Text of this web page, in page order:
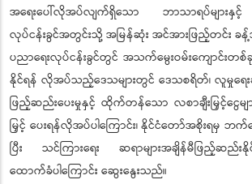
အရေးပေါ်လိုအပ်လျက်ရှိသော ဘာသာရပ်များနှင့်
လုပ်ငန်းခွင်အတွင်းသို့ အမြန်ဆုံး အင်အားဖြည့်တင်း ခန့်
ပညာရေးလုပ်ငန်းခွင်တွင် အသက်မွေးဝမ်းကျောင်းတ
နိုင်ရန် လိုအပ်သည့်ဒေသများတွင် ဒေသစရိတ်၊ လူမှုရေး
ဖြည့်ဆည်းပေးမှုနှင့် ထိုက်တန်သော လစာချီးမြှင့်ငွေမ
မြှင့် ပေးရန်လိုအပ်ပါကြောင်း၊ နိုင်ငံတော်အစိုးရမှ ဘ
ပြီး သင်ကြားရေး ဆရာများအချိန်မီဖြည့်ဆည်
ထောက်ခံပါကြောင်း ဆွေးနွေးသည်။